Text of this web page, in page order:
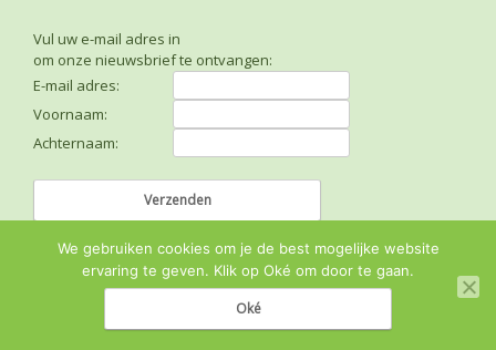
Vul uw e-mail adres in
om onze nieuwsbrief te ontvangen:
E-mail adres:
Voornaam:
Achternaam:
© 2026Sense FM
We gebruiken cookies om je de best mogelijke website
ervaring te geven. Klik op Oké om door te gaan.
Oké